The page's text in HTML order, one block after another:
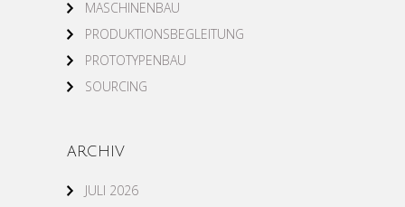
MASCHINENBAU
PRODUKTIONSBEGLEITUNG
PROTOTYPENBAU
SOURCING
ARCHIV
JULI 2026